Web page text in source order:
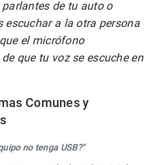
de tu auto o
escuchar a la otra persona
el micrófono
que tu voz se escuche en
Comunes y
no tenga USB?"